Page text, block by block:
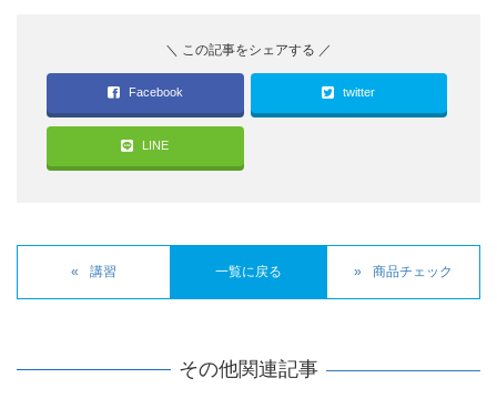
Facebook twitter
LINE
講習 一覧に戻る 商品チェック
その他関連記事